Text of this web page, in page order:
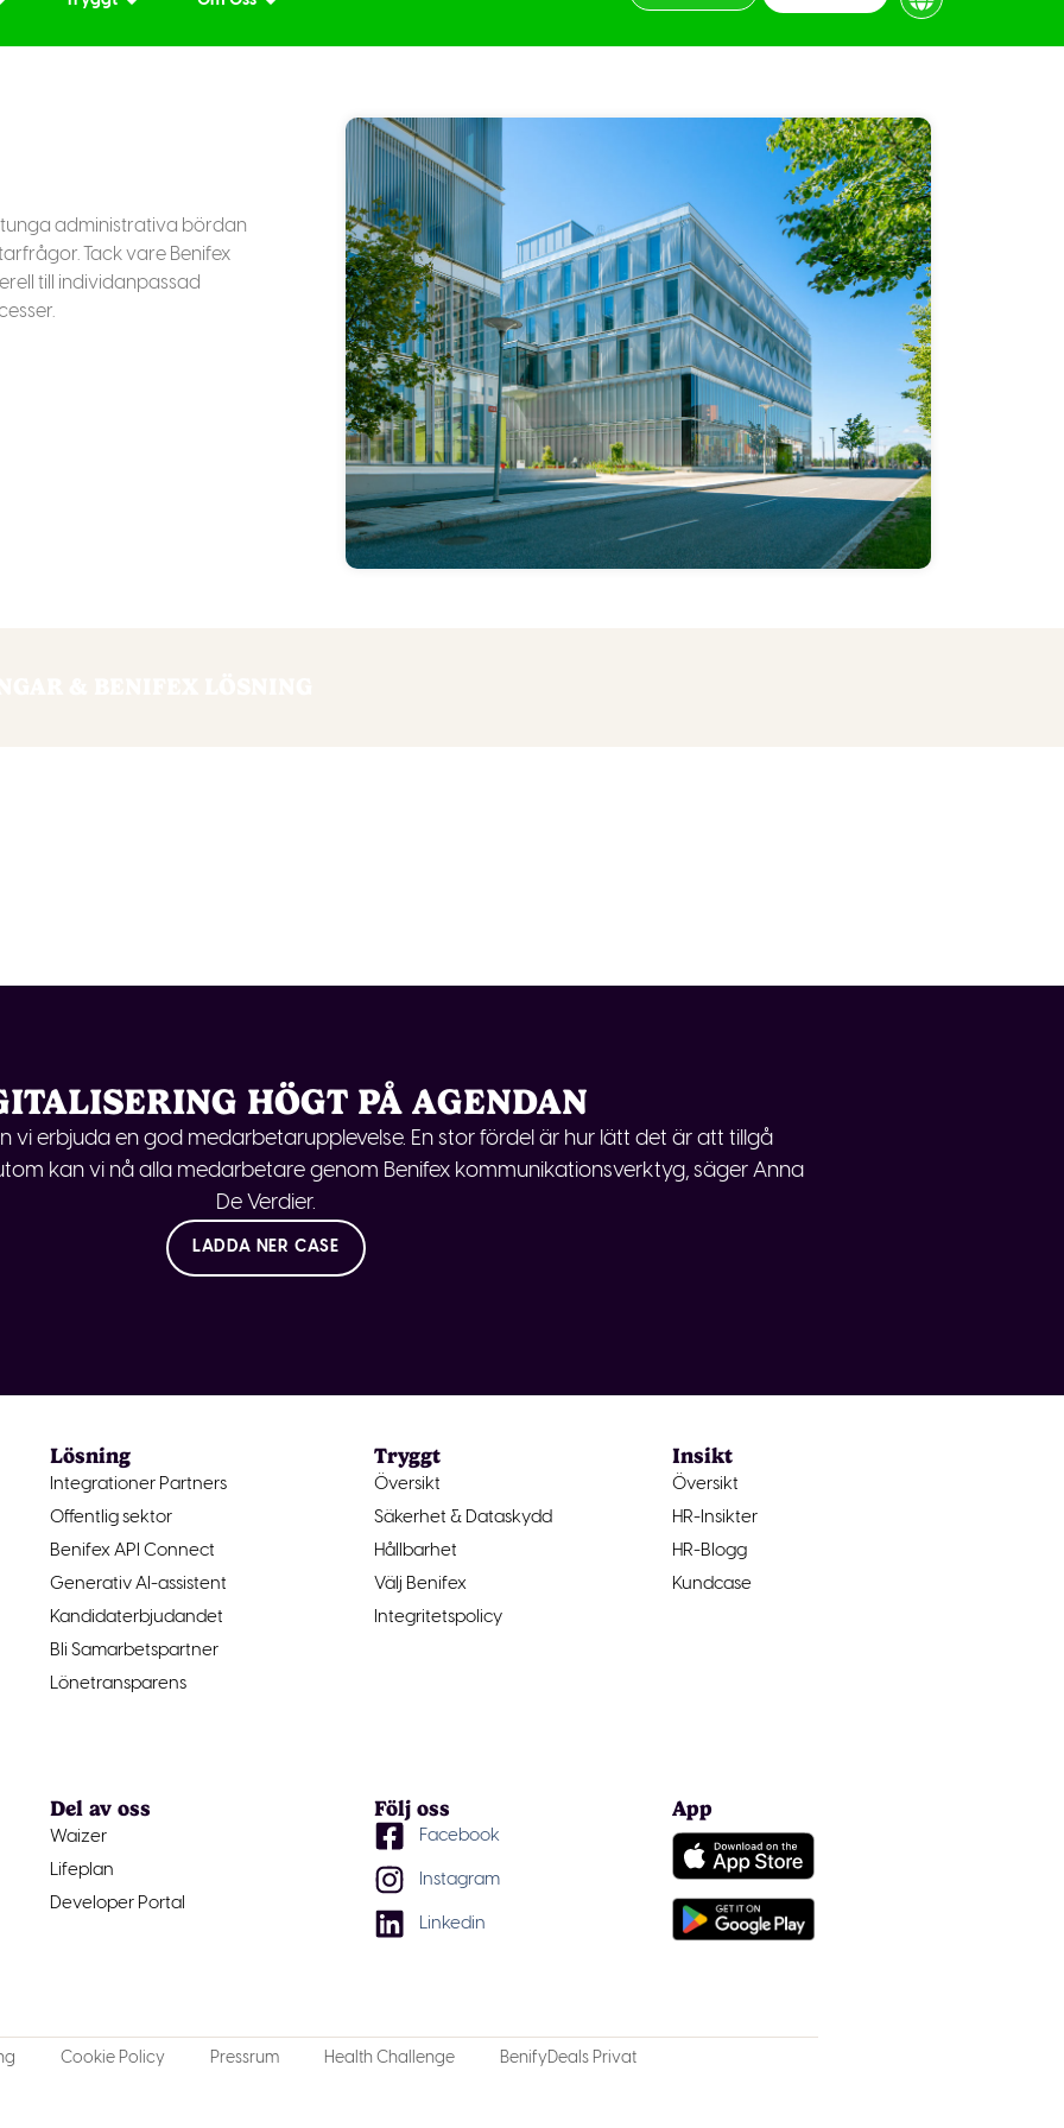
administrativa bördan
Tack vare Benifex
till individanpassad
HÖGT PÅ AGENDAN
vi erbjuda en god medarbetarupplevelse. En stor fördel är hur lätt det är att tillgå
kan vi nå alla medarbetare genom Benifex kommunikationsverktyg, säger Anna
De Verdier.
LADDA NER CASE
Lösning
Integrationer Partners
Offentlig sektor
Benifex API Connect
Generativ AI-assistent
Kandidaterbjudandet
Bli Samarbetspartner
Lönetransparens
Tryggt
Översikt
Säkerhet & Dataskydd
Hållbarhet
Välj Benifex
Integritetspolicy
Insikt
Översikt
HR-Insikter
HR-Blogg
Kundcase
Del av oss
Waizer
Lifeplan
Developer Portal
Följ oss
Facebook
Instagram
Linkedin
App
Cookie Policy Pressrum Health Challenge BenifyDeals Privat